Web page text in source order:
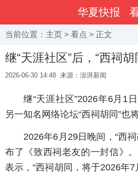
华夏快报
当前位置： 主页 > 看点 > 正文
继“天涯社区”后，“西祠
2026-06-30 14:48 来源：澎湃新闻
继“天涯社区”2026年6月1
另一知名网络论坛“西祠胡同”也
2026年6月29日晚间，“西
布了《致西祠老友的一封信》
表示，“西祠胡同，将于2026年7